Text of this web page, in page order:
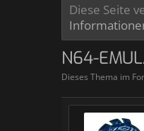
Diese Seite
N64-
Dieses Thema im